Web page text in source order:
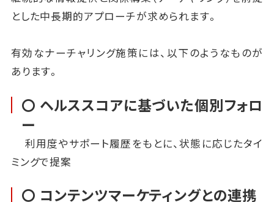
とした中長期的アプローチが求められます。
有効なナーチャリング施策には、以下のようなものが
あります。
〇 ヘルススコアに基づいた個別フォロ
ー
利用度やサポート履歴をもとに、状態に応じたタイ
ミングで提案
〇 コンテンツマーケティングとの連携